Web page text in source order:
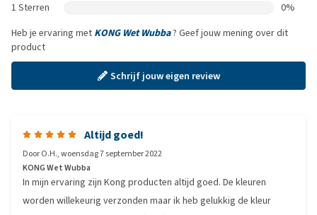
1 Sterren
0%
Heb je ervaring met KONG Wet Wubba? Geef jouw mening over dit
product
Schrijf jouw eigen review
Altijd goed!
DoorO.H.,woensdag 7 september 2022
KONG Wet Wubba
In mijn ervaring zijn Kong producten altijd goed. De kleuren
worden willekeurig verzonden maar ik heb gelukkig de kleur